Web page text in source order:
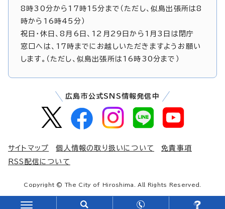
8時30分から17時15分まで（ただし、似島出張所は8
時から16時45分）
祝日・休日、8月6日、12月29日から1月3日は閉庁
窓口へは、17時までにお越しいただきますようお願い
します。（ただし、似島出張所は16時30分まで）
広島市公式SNS情報発信中
サイトマップ 個人情報の取り扱いについて
免責事項
RSS配信について
Copyright © The City of Hiroshima. All Rights Reserved.